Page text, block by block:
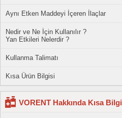
Aynı Etken Maddeyi İçeren İlaçlar
Nedir ve Ne İçin Kullanılır ?
Yan Etkileri Nelerdir ?
Kullanma Talimatı
Kısa Ürün Bilgisi
VORENT Hakkında Kısa Bilgi